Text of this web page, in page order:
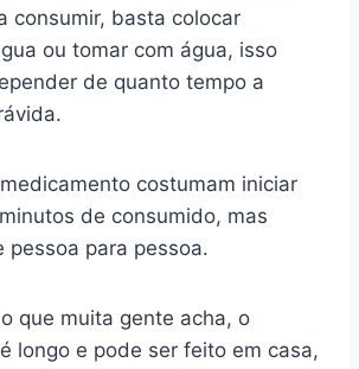
consumir, basta colocar
ou tomar com água, isso
de quanto tempo a
costumam iniciar
de consumido, mas
pessoa para pessoa.
que muita gente acha, o
longo e pode ser feito em casa,